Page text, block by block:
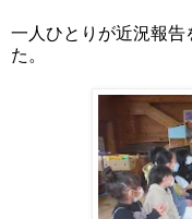
一人ひとりが近況報告
た。